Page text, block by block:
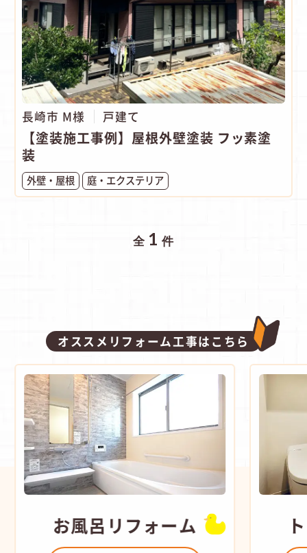
長崎市 M様 戸建て
【塗装施工事例】屋根外壁塗装 フッ素塗
装
外壁・屋根 庭・エクステリア
全 1 件
オススメリフォーム工事はこちら
お風呂 リフォーム